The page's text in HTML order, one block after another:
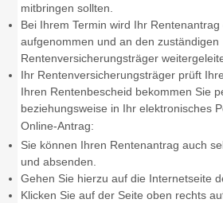
mitbringen sollten.
Bei Ihrem Termin wird Ihr Rentenantrag
aufgenommen und an den zuständigen
Rentenversicherungsträger
Ihr Rentenversicherungsträger prüft
Ihren Rentenbescheid bekommen Sie
beziehungsweise in Ihr elektronisches
Online-Antrag:
Sie können Ihren Rentenantrag auch
und absenden.
Gehen Sie hierzu auf die Internetseite
Klicken Sie auf der Seite oben rechts